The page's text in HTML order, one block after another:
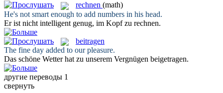
rechnen (math)
He's not smart enough to add numbers in his head.
Er ist nicht intelligent genug, im Kopf zu rechnen.
beitragen
The fine day added to our pleasure.
Das schöne Wetter hat zu unserem Vergnügen beigetragen.
другие переводы 1
свернуть